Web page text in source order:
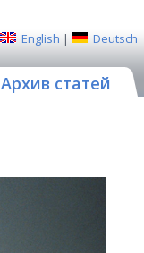
English | Deutsch
Архив статей